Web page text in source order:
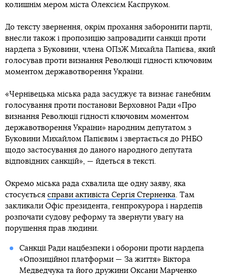
колишнім мером міста Олексієм Каспруком.
До тексту звернення, окрім прохання заборонити партії,
внесли також і пропозицію запровадити санкції проти
нардепа з Буковини, члена ОПзЖ Михайла Папієва, який
голосував проти визнання Революції гідності ключовим
моментом державотворення України.
«Чернівецька міська рада засуджує та визнає ганебним
голосування проти постанови Верховної Ради «Про
визнання Революції гідності ключовим моментом
державотворення України» народним депутатом з
Буковини Михайлом Папієвим і звертається до РНБО
щодо застосування до даного народного депутата
відповідних санкцій», — йдеться в тексті.
Окремо міська рада схвалила ще одну заяву, яка
стосується справи активіста Сергія Стерненка . Там
закликали Офіс президента, генпрокурора і нардепів
розпочати судову реформу та звернути увагу на
порушення прав людини.
Санкції Ради нацбезпеки і оборони проти нардепа
«Опозиційної платформи — За життя» Віктора
Медведчука та його дружини Оксани Марченко